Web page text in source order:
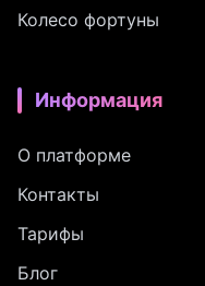
Колесо фортуны
Информация
О платформе
Контакты
Тарифы
Блог